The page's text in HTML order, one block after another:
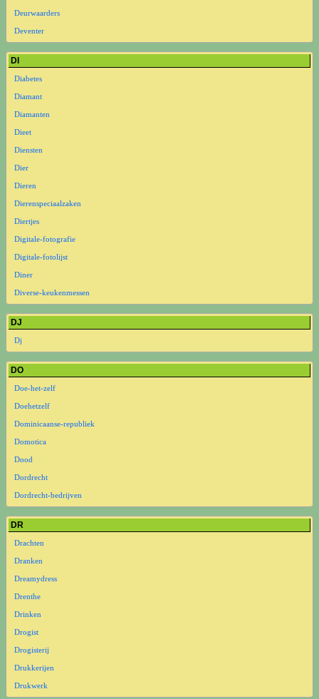
Deurwaarders
Deventer
DI
Diabetes
Diamant
Diamanten
Dieet
Diensten
Dier
Dieren
Dierenspeciaalzaken
Diertjes
Digitale-fotografie
Digitale-fotolijst
Diner
Diverse-keukenmessen
DJ
Dj
DO
Doe-het-zelf
Doehetzelf
Dominicaanse-republiek
Domotica
Dood
Dordrecht
Dordrecht-bedrijven
DR
Drachten
Dranken
Dreamydress
Drenthe
Drinken
Drogist
Drogisterij
Drukkerijen
Drukwerk